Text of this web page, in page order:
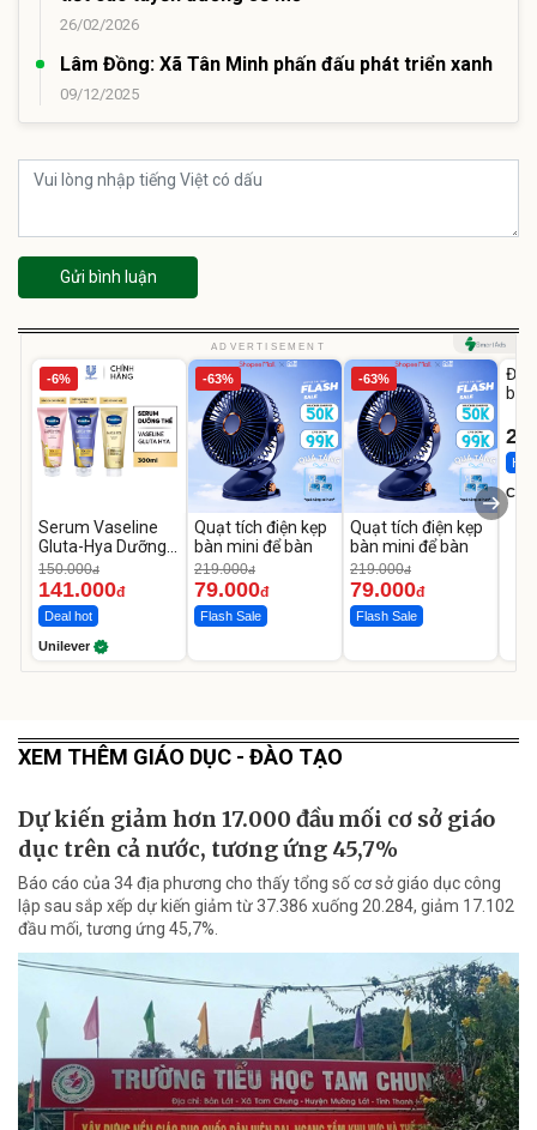
26/02/2026
Lâm Đồng: Xã Tân Minh phấn đấu phát triển xanh
09/12/2025
Gửi bình luận
ADVERTISEMENT
-6%
Serum Vaseline
Gluta-Hya Dưỡng
Da Sáng Mịn Sau 7
Ngày
150.000đ
141.000đ
Deal hot
Unilever
-63%
Quạt tích điện kẹp
bàn mini để bàn
219.000đ
79.000đ
Flash Sale
-63%
Quạt tích điện kẹp
bàn mini để bàn
219.000đ
79.000đ
Flash Sale
Đai
bé
Hot
XEM THÊM GIÁO DỤC - ĐÀO TẠO
Dự kiến giảm hơn 17.000 đầu mối cơ sở giáo
dục trên cả nước, tương ứng 45,7%
Báo cáo của 34 địa phương cho thấy tổng số cơ sở giáo dục công
lập sau sắp xếp dự kiến giảm từ 37.386 xuống 20.284, giảm 17.102
đầu mối, tương ứng 45,7%.